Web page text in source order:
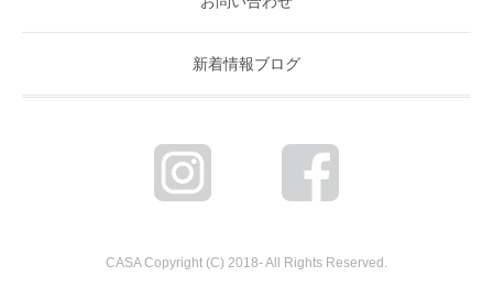
新着情報ブログ
CASA Copyright (C) 2018- All Rights Reserved.